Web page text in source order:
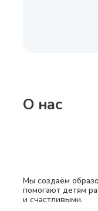
Мы создаём
помогают детям
и счастливыми.
О нас